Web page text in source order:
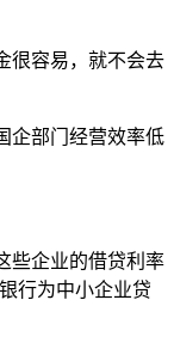
很容易，就不会去
企部门经营效率低
些企业的借贷利率
行为中小企业贷